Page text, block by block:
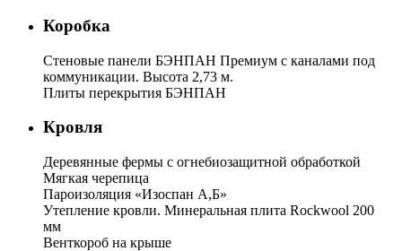
Коробка
Стеновые панели БЭНПАН Премиум с каналами под
коммуникации. Высота 2,73 м.
Плиты перекрытия БЭНПАН
Кровля
Деревянные фермы с огнебиозащитной обработкой
Мягкая черепица
Пароизоляция «Изоспан А,Б»
Утепление кровли. Минеральная плита Rockwool 200
мм
Венткороб на крыше